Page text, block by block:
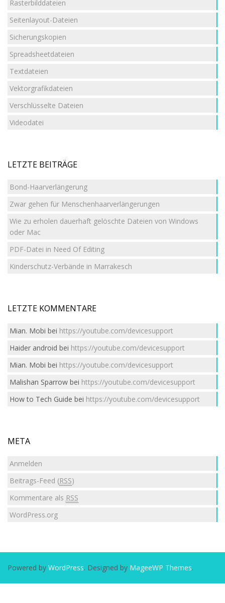
Rasterbilddateien
Seitenlayout-Dateien
Sicherungskopien
Spreadsheetdateien
Textdateien
Vektorgrafikdateien
Verschlüsselte Dateien
Videodatei
LETZTE BEITRÄGE
Bond-Haarverlängerung
Zwar gehen für Menschenhaarverlängerungen
Wie zu erholen dauerhaft gelöschte Dateien von Windows
oder Mac
PDF-Datei in Need Of Editing
Kinderschutz-Verbände in Marrakesch
LETZTE KOMMENTARE
Mian. Mobi bei https://youtube.com/devicesupport
Haider android bei https://youtube.com/devicesupport
Mian. Mobi bei https://youtube.com/devicesupport
Malishan Sparrowbei https://youtube.com/devicesupport
How to Tech Guide bei https://youtube.com/devicesupport
META
Anmelden
Beitrags-Feed (RSS)
Kommentare als RSS
WordPress.org
Powered by WordPress. Designed by MageeWP Themes.